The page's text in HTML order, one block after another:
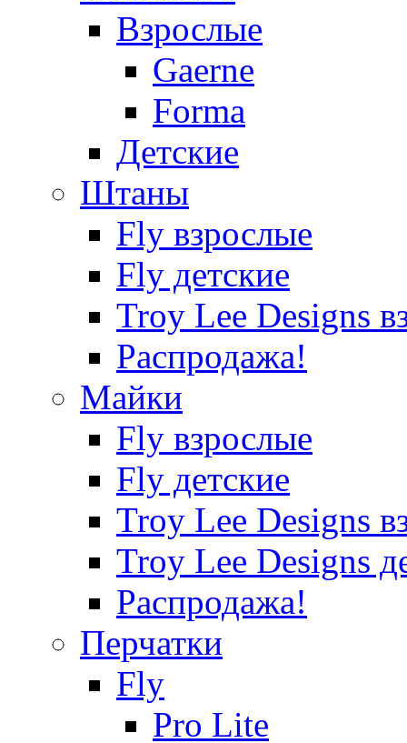
Взрослые
Gaerne
Forma
Детские
Штаны
Fly взрослые
Fly детские
Troy Lee Designs
Распродажа!
Майки
Fly взрослые
Fly детские
Troy Lee Designs
Troy Lee Designs
Распродажа!
Перчатки
Fly
Pro Lite